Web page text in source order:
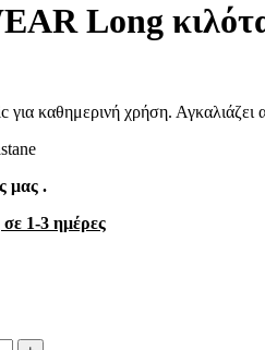
Long
καθημερινή χρήση.
μας .
1-3 ημέρες